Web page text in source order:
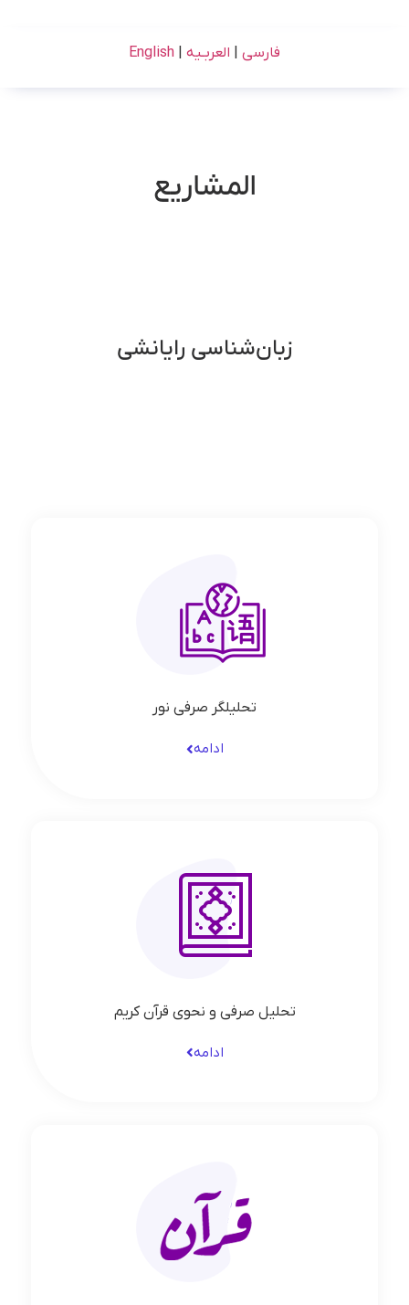
فارسی العربـیه English
المشاریع
زبان‌شناسی رایانشی
تحلیلگر صرفی نور
ادامه
تحلیل صرفی و نحوی قرآن کریم
ادامه